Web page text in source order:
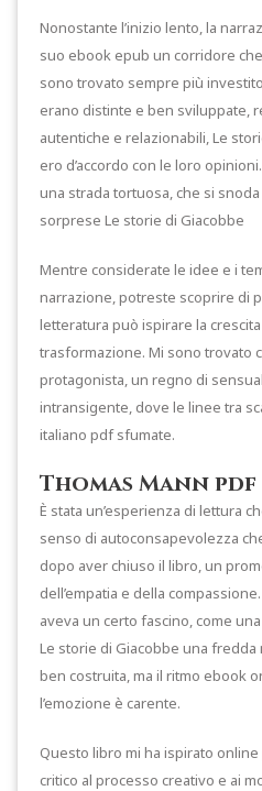
Nonostante l’inizio lento, la
suo ebook epub un corridore
sono trovato sempre più
erano distinte e ben sviluppate,
autentiche e relazionabili, Le
ero d’accordo con le loro
una strada tortuosa, che si
sorprese Le storie di Giacobbe
Mentre considerate le idee e i
narrazione, potreste scoprire di
letteratura può ispirare la
trasformazione. Mi sono trovato
protagonista, un regno di
intransigente, dove le linee tra
italiano pdf sfumate.
Thomas Mann
È stata un’esperienza di lettura
senso di autoconsapevolezza
dopo aver chiuso il libro, un
dell’empatia e della
aveva un certo fascino, come
Le storie di Giacobbe una fredda
ben costruita, ma il ritmo ebook
l’emozione è carente.
Questo libro mi ha ispirato
critico al processo creativo e ai